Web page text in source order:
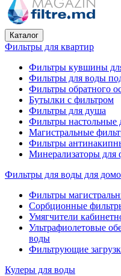
Каталог
Фильтры для квартир
Фильтры кувшины
Фильтры для воды
Фильтры обратного
Бутылки с фильтром
Фильтры для душа
Фильтры настольные
Магистральные
Фильтры
Минерализаторы для
Фильтры для воды для
Фильтры
Сорбционные
Умягчители
Ультрафиолетовые
воды
Фильтрующие
Кулеры для воды